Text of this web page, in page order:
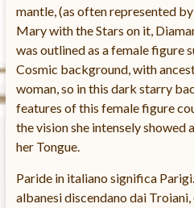
mantle, (as often represented
Mary with the Stars on it,
was outlined as a female figure
Cosmic background, with
woman, so in this dark starry
features of this female figure
the vision she intensely showed
her Tongue.
Paride in italiano significa
albanesi discendano dai Troiani,